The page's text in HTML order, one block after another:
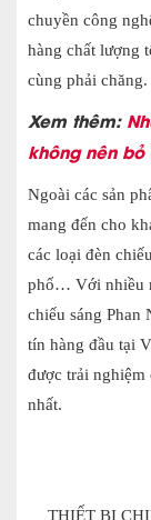
chuyền công
hàng chất lượng
cùng phải chăng.
Xem thêm:
không nên
Ngoài các sản
mang đến cho
các loại đèn
phố… Với nhiều
chiếu sáng
tín hàng đầu tại
được trải nghiệm
nhất.
THIẾT BỊ